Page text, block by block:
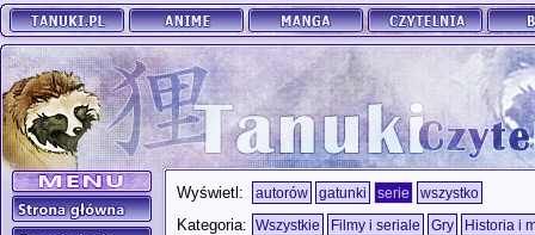
Wyświetl: autorów gatunki serie wszystko
Kategoria: Wszystkie Filmy i seriale Gry Historia i